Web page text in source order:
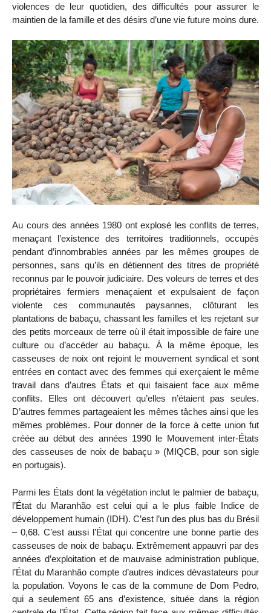
violences de leur quotidien, des difficultés pour assurer le
maintien de la famille et des désirs d’une vie future moins dure.
Au cours des années 1980 ont explosé les conflits de terres,
menaçant l’existence des territoires traditionnels, occupés
pendant d’innombrables années par les mêmes groupes de
personnes, sans qu’ils en détiennent des titres de propriété
reconnus par le pouvoir judiciaire. Des voleurs de terres et des
propriétaires fermiers menaçaient et expulsaient de façon
violente ces communautés paysannes, clôturant les
plantations de babaçu, chassant les familles et les rejetant sur
des petits morceaux de terre où il était impossible de faire une
culture ou d’accéder au babaçu. À la même époque, les
casseuses de noix ont rejoint le mouvement syndical et sont
entrées en contact avec des femmes qui exerçaient le même
travail dans d’autres États et qui faisaient face aux même
conflits. Elles ont découvert qu’elles n’étaient pas seules.
D’autres femmes partageaient les mêmes tâches ainsi que les
mêmes problèmes. Pour donner de la force à cette union fut
créée au début des années 1990 le Mouvement inter-États
des casseuses de noix de babaçu » (MIQCB, pour son sigle
en portugais).
Parmi les États dont la végétation inclut le palmier de babaçu,
l’État du Maranhão est celui qui a le plus faible Indice de
développement humain (IDH). C’est l’un des plus bas du Brésil
– 0,68. C’est aussi l’État qui concentre une bonne partie des
casseuses de noix de babaçu. Extrêmement appauvri par des
années d’exploitation et de mauvaise administration publique,
l’État du Maranhão compte d’autres indices dévastateurs pour
la population. Voyons le cas de la commune de Dom Pedro,
qui a seulement 65 ans d’existence, située dans la région